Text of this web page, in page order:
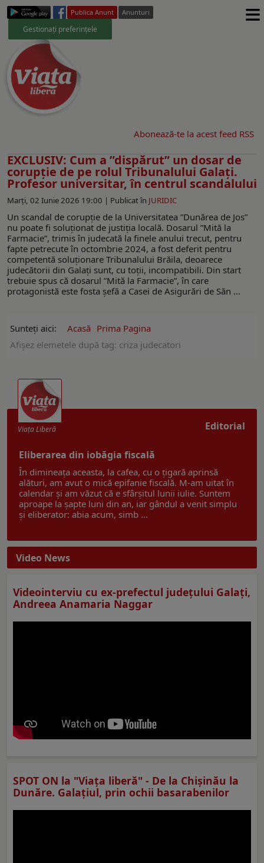
Publica Anunt Anunturi
Gestionați preferințele ≡
Abonează-te la acest feed RSS
EXCLUSIV: Cum a ”dispărut” un dosar de
corupție de pe rolul Tribunalului Galați.
Profesor universitar, în centrul scandalului
Marți, 02 Iunie 2026 19:00 | Publicat în JURIDIC
Un scandal de corupție de la Universitatea ”Dunărea de Jos”
nu poate fi soluționat de justiția locală. Dosarul ”Mită la
Farmacie”, trimis în judecată la finele anului trecut, pentru
fapte petrecute în octombrie 2024, a fost deferit pentru
competentă soluționare Tribunalului Brăila, deoarece
judecătorii din Galați sunt, cu toții, incompatibili. Din start
trebuie spus că dosarul ”Mită la Farmacie”, în care
protagonistă este fosta șefă a Casei de Asigurări de Săn ...
Sunteți aici: Acasă Prima Pagina
Afişez elemetele după tag: criza judecatori
Editorial
Viaţa Liberă
Eliberarea din iobăgia fiscală
În dimineața aceasta, la cafea, cu o țigară aprinsă
alături, am avut o mică epifanie fiscală. M-am uitat în
calendar și am văzut că e sfârșitul lunii iulie. Suntem
aproape la șapte luni din an, iar gândul a venit simplu
și eliberator: abia acum, simb ...
Video News
Videointerviu cu ex-prefectul judeţului Galaţi,
Andreea Anamaria Naggar
SPOT ON la "Viaţa liberă" - De la Chișinău la
Dunăre. Galațiul, prin ochii basarabenilor